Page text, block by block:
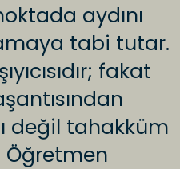
aydını
tabi tutar.
fakat
değil tahakküm
Öğretmen